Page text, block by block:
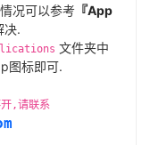
况可以参考 『App
决.
文件夹中
图标即可.
,请联系